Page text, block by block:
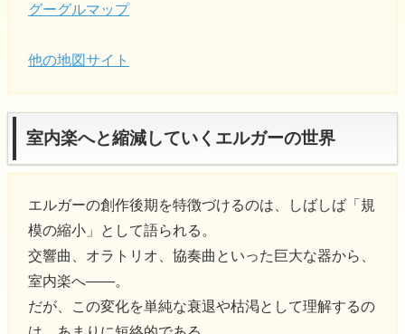
グーグルマップ
他の地図サイト
室内楽へと縮減していくエルガーの世界
エルガーの創作後期を特徴づけるのは、しばしば「規
模の縮小」として語られる。
交響曲、オラトリオ、協奏曲といった巨大な器から、
室内楽へ――。
だが、この変化を単純な衰退や枯渇として理解するの